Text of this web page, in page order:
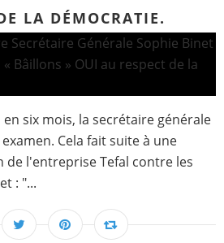
LA DÉMOCRATIE.
six mois, la secrétaire générale
Cela fait suite à une
l'entreprise Tefal contre les
: "...